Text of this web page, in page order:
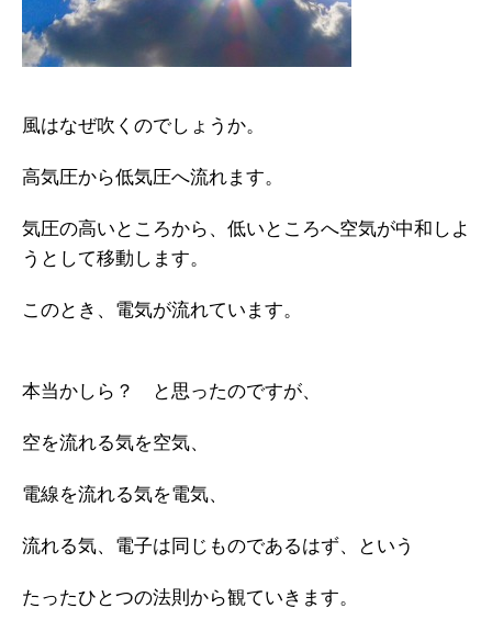
風はなぜ吹くのでしょうか。
高気圧から低気圧へ流れます。
気圧の高いところから、低いところへ空気が中和しよ
うとして移動します。
このとき、電気が流れています。
本当かしら？ と思ったのですが、
空を流れる気を空気、
電線を流れる気を電気、
流れる気、電子は同じものであるはず、という
たったひとつの法則から観ていきます。